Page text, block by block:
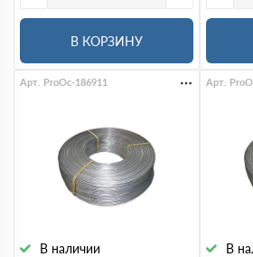
В КОРЗИНУ
В наличии
Арт. ProOc-186911
В
Арт.